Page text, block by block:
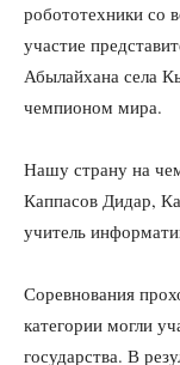
робототехники со
участие
Абылайхана села
чемпионом мира.
Нашу страну на
Каппасов Дидар,
учитель
Соревнования
категории могли
государства. В